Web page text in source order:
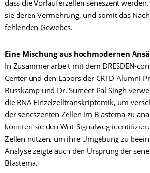
dass die Vorläuferzellen seneszent
sie deren Vermehrung, und somit das
fehlenden Gewebes.
Eine Mischung aus hochmodernen
In Zusammenarbeit mit dem DRESDEN-
Center und den Labors der CRTD-Alumni
Busskamp und Dr. Sumeet Pal Singh
die RNA Einzelzelltranskriptomik, um
der seneszenten Zellen im Blastema zu
konnten sie den Wnt-Signalweg
Zellen nutzen, um ihre Umgebung zu
Analyse zeigte auch den Ursprung der
Blastema.